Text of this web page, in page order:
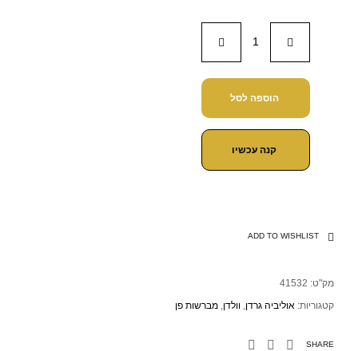
הוספה לסל
קנה עכשיו
ADD TO WISHLIST
מק"ט: 41532
קטגוריות: אוליביה גרדן, וולדן, מברשות פן
SHARE